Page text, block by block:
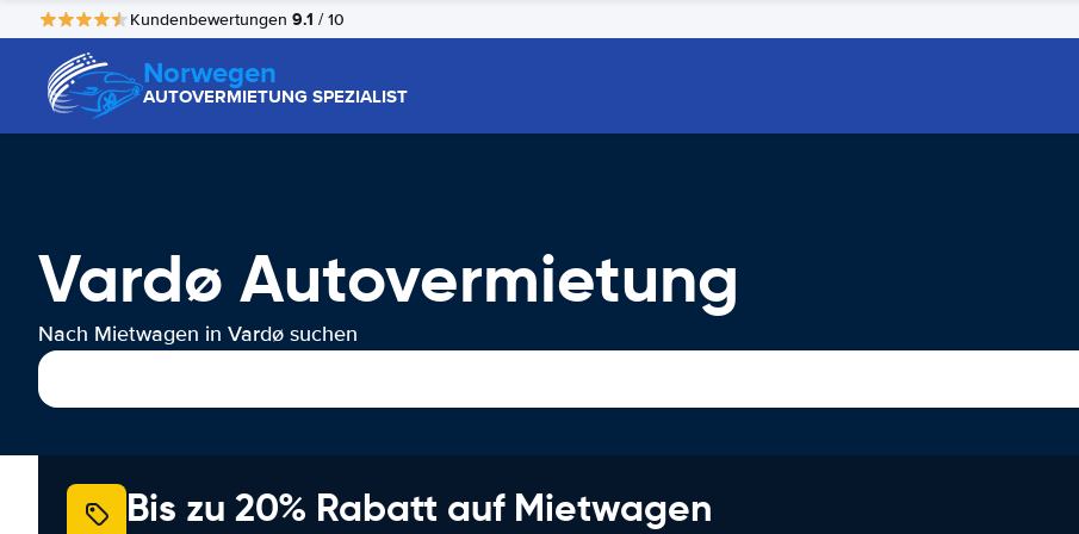
Kundenbewertungen 9.1 / 10
Norwegen
AUTOVERMIETUNG SPEZIALIST
Vardø Autovermietung
Nach Mietwagen in Vardø suchen
Bis zu 20% Rabatt auf Mietwagen